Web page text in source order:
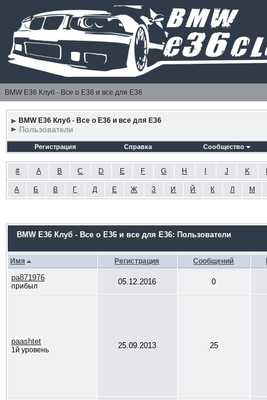
BMW E36 Клуб - Все о Е36 и все для Е36
BMW E36 Клуб - Все о Е36 и все для Е36
Пользователи
Регистрация Справка Сообщество
# A B C D E F G H J K
А Б В Г Д Е Ж З И Й К Л М
BMW E36 Клуб - Все о Е36 и все для Е36: Пользователи
Имя Регистрация Сообщений
pa871976
прибыл 05.12.2016 0
paashtet
1й уровень 25.09.2013 25